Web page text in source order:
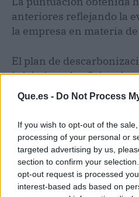
Que.es - Do Not Process
If you wish to opt-out of the
processing of your personal or
targeted advertising by us,
section to confirm your
opt-out request is processed
interest-based ads based on
anteriores reflejando la
la empresa en materia
El plan de
iniciativas de eficiencia
procesos que
30% las emisiones
Además, los centros
y Saint-Vulbas operan
electricidad de origen
la planta de Sevilla
Excellence por su
residuos. Mibelle